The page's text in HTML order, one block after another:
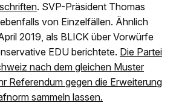
. SVP-Präsident Thomas
von Einzelfällen. Ähnlich
2019, als BLICK über Vorwürfe
EDU berichtete. Die Partei
nach dem gleichen Muster
Referendum gegen die Erweiterung
sammeln lassen.